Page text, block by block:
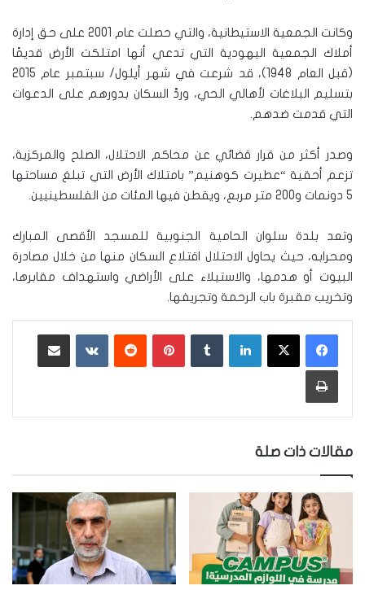
وكانت الجمعية الاستيطانية، والتي حصلت عام 2001 على حق إدارة
أملاك الجمعية اليهودية التي تدعي أنها امتلكت الأرض قديمًا
(قبل العام 1948)، قد شرعت في شهر أيلول/ سبتمبر عام 2015
بتسليم البلاغات لأهالي الحي، وردَّ السكان بدورهم على الدعوات
التي قدمت ضدهم.
وصدر أكثر من قرار قضائي عن محاكم الاحتلال، الصلح والمركزية،
تزعم أحقية “عطيرت كوهنيم” بامتلاك الأرض التي تبلغ مساحتها
5 دونمات و200 متر مربع، ويقطن فيها المئات من الفلسطينيين.
وتعد بلدة سلوان الحامية الجنوبية للمسجد الأقصى المبارك
ومحرابه، حيث يحاول الاحتلال اقتلاع السكان منها من خلال مصادرة
البيوت أو هدمها، والاستيلاء على الأراضي واستهداف مقابرها،
وتخريب مقبرة باب الرحمة وتجريفها.
لينكدإن بينتيريست ‏VKontakte
طباعة
مقالات ذات صلة